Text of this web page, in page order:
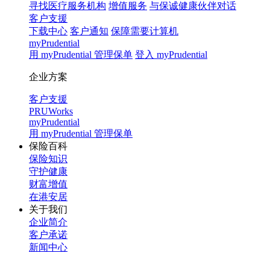
寻找医疗服务机构 增值服务 与保诚健康伙伴对话
客户支援
下载中心 客户通知 保障需要计算机
myPrudential
用 myPrudential 管理保单 登入 myPrudential
企业方案
客户支援
PRUWorks
myPrudential
用 myPrudential 管理保单
保险百科
保险知识
守护健康
财富增值
在港安居
关于我们
企业简介
客户承诺
新闻中心